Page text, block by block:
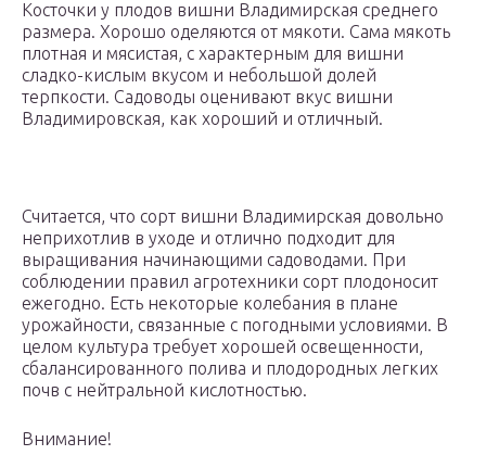
Косточки у плодов вишни Владимирская среднего
размера. Хорошо оделяются от мякоти. Сама мякоть
плотная и мясистая, с характерным для вишни
сладко-кислым вкусом и небольшой долей
терпкости. Садоводы оценивают вкус вишни
Владимировская, как хороший и отличный.
Считается, что сорт вишни Владимирская довольно
неприхотлив в уходе и отлично подходит для
выращивания начинающими садоводами. При
соблюдении правил агротехники сорт плодоносит
ежегодно. Есть некоторые колебания в плане
урожайности, связанные с погодными условиями. В
целом культура требует хорошей освещенности,
сбалансированного полива и плодородных легких
почв с нейтральной кислотностью.
Внимание!